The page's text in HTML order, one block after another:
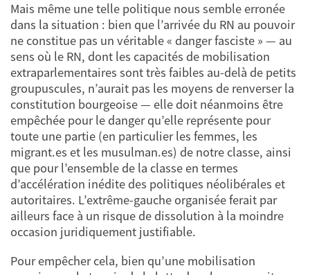
Mais même une telle politique nous semble erronée
dans la situation : bien que l’arrivée du RN au pouvoir
ne constitue pas un véritable « danger fasciste » — au
sens où le RN, dont les capacités de mobilisation
extraparlementaires sont très faibles au-delà de petits
groupuscules, n’aurait pas les moyens de renverser la
constitution bourgeoise — elle doit néanmoins être
empêchée pour le danger qu’elle représente pour
toute une partie (en particulier les femmes, les
migrant.es et les musulman.es) de notre classe, ainsi
que pour l’ensemble de la classe en termes
d’accélération inédite des politiques néolibérales et
autoritaires. L’extrême-gauche organisée ferait par
ailleurs face à un risque de dissolution à la moindre
occasion juridiquement justifiable.
Pour empêcher cela, bien qu’une mobilisation